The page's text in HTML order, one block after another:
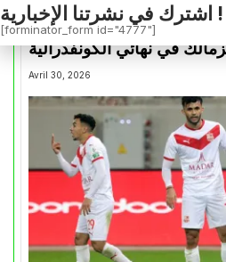
معنوية لإتحاد العاصمة قبل
في نهائي الكونفدرالية
Avril 30, 2026
اشترك في نشرتنا الإخبارية !
[forminator_form id="4777"]